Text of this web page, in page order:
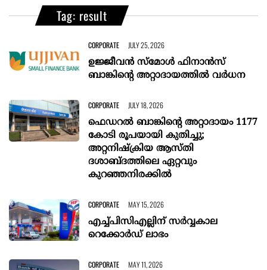
Tag: result
CORPORATE JULY 25, 2026
ഉജ്ജീവൻ സ്മോൾ ഫിനാൻസ്
ബാങ്കിന്റെ അറ്റാദായത്തിൽ വർധന
CORPORATE JULY 18, 2026
ഫെഡറൽ ബാങ്കിന്റെ അറ്റാദായം 1177
കോടി രൂപയായി കുതിച്ചു;
അറ്റനിഷ്ക്രിയ ആസ്തി
ദശാബ്ദത്തിലെ ഏറ്റവും
കുറഞ്ഞനിരക്കിൽ
CORPORATE MAY 15, 2026
എച്ച്പിസിഎല്ലിന് സർവ്വകാല
റെക്കോർഡ് ലാഭം
CORPORATE MAY 11, 2026